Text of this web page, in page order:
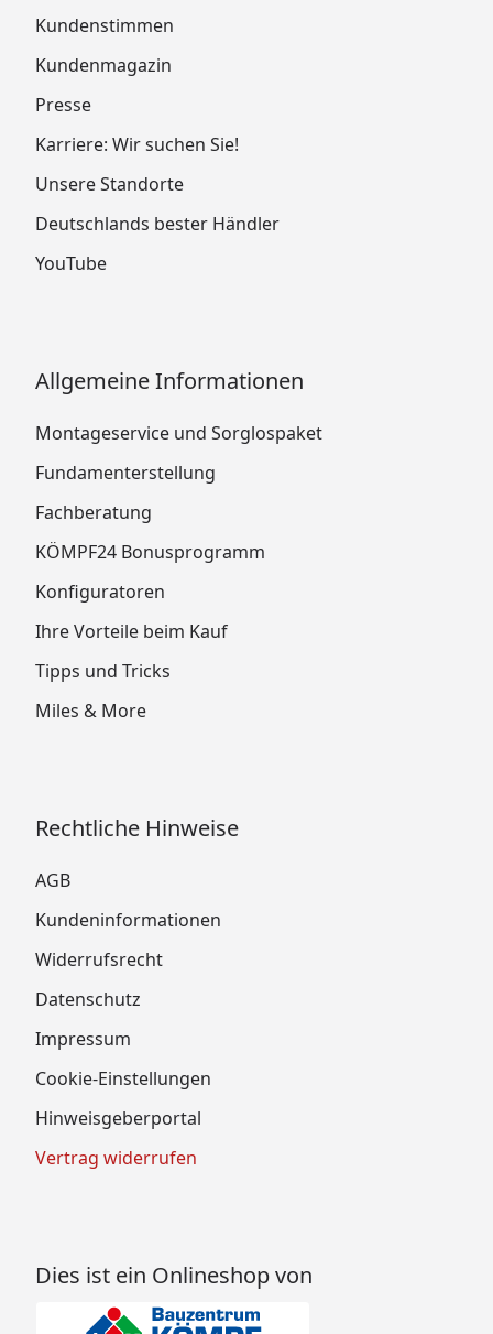
Kundenstimmen
Kundenmagazin
Presse
Karriere: Wir suchen Sie!
Unsere Standorte
Deutschlands bester Händler
YouTube
Allgemeine Informationen
Montageservice und Sorglospaket
Fundamenterstellung
Fachberatung
KÖMPF24 Bonusprogramm
Konfiguratoren
Ihre Vorteile beim Kauf
Tipps und Tricks
Miles & More
Rechtliche Hinweise
AGB
Kundeninformationen
Widerrufsrecht
Datenschutz
Impressum
Cookie-Einstellungen
Hinweisgeberportal
Vertrag widerrufen
Dies ist ein Onlineshop von